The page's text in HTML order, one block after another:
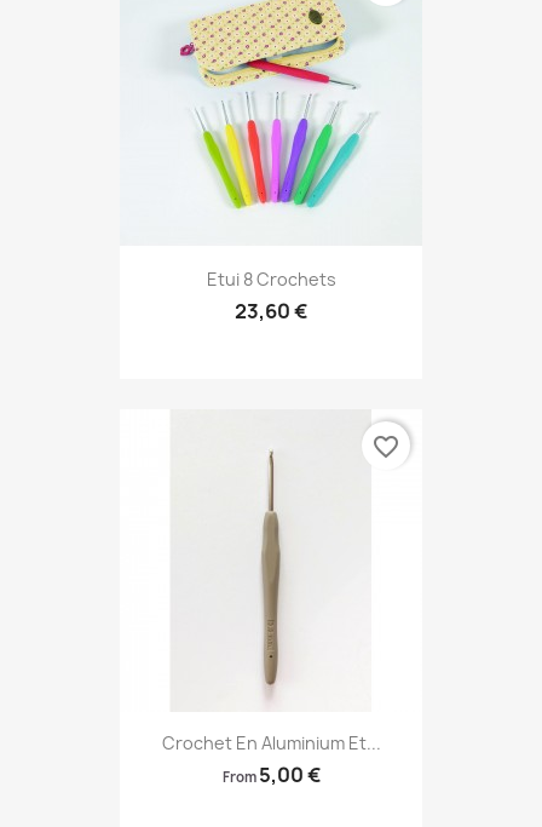
Etui 8 Crochets
23,60 €
Crochet En Aluminium Et...
From 5,00 €
favorite_border